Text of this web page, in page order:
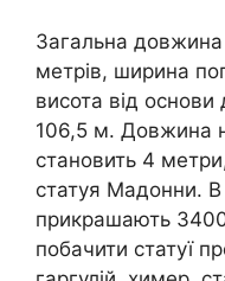
Загальна
метрів, ширина
висота від
106,5 м. Довжина
становить 4
статуя Мадонни.
прикрашають
побачити статуї